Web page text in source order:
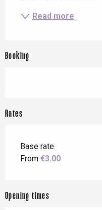
Read more
Booking
Rates
Base rate
From €3.00
Opening times